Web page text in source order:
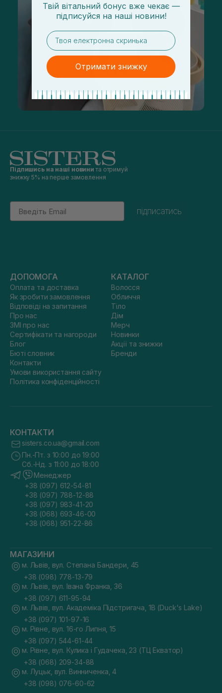
Підпишись на наші новини та отримуй
знижку 5% на перше замовлення
Email
підписатись
ДОПОМОГА
Оплата та доставка
Як зробити замовлення
Відповіді на запитання
Про нас
ЗМІ про нас
Сертифікати та нагороди
Блог
Бюті словник
Контакти
Умови використання сайту
Політика конфіденційності
КАТАЛОГ
Волосся
Обличчя
Тіло
Дім
Мерч
Новинки
Акції та знижки
Бренди
КОНТАКТИ
sisters.co.ua@gmail.com
Пн.-Пт. з 10:00 до 19:00
Сб.-Нд. з 11:00 до 18:00
Менеджер
+38 (097) 612-54-81
+38 (097) 788-12-88
+38 (097) 983-41-20
+38 (068) 693-46-00
+38 (068) 951-22-86
МАГАЗИНИ
м. Львів, вул. Степана Бандери, 45
+38 (098) 778-13-79
м. Львів, вул. Івана Франка, 36
+38 (097) 611-95-94
м. Львів, вул. Академіка Підстригача, 1В (Duck's Lake)
+38 (097) 101-97-16
м. Рівне, вул. 16-го Липня, 15
+38 (097) 544-61-44
м. Рівне, вул. Кулика і Гудачека, 23 (ТЦ Екватор)
+38 (068) 209-34-88
м. Луцьк, вул. Винниченка, 4
+38 (098) 076-60-62
Твій вітальний бонус вже чекає —
підписуйся на наші новини!
email
Отримати знижку